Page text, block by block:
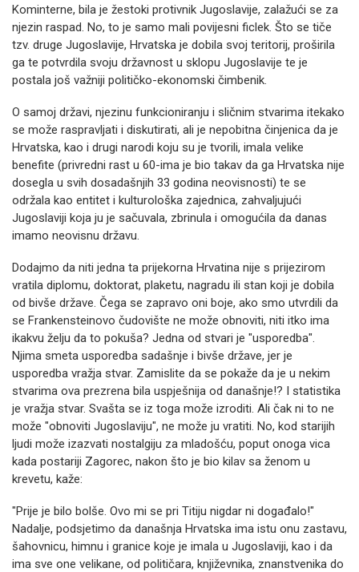
Kominterne, bila je žestoki protivnik Jugoslavije, zalažući se za
njezin raspad. No, to je samo mali povijesni ficlek. Što se tiče
tzv. druge Jugoslavije, Hrvatska je dobila svoj teritorij, proširila
ga te potvrdila svoju državnost u sklopu Jugoslavije te je
postala još važniji političko-ekonomski čimbenik.
O samoj državi, njezinu funkcioniranju i sličnim stvarima itekako
se može raspravljati i diskutirati, ali je nepobitna činjenica da je
Hrvatska, kao i drugi narodi koju su je tvorili, imala velike
benefite (privredni rast u 60-ima je bio takav da ga Hrvatska nije
dosegla u svih dosadašnjih 33 godina neovisnosti) te se
održala kao entitet i kulturološka zajednica, zahvaljujući
Jugoslaviji koja ju je sačuvala, zbrinula i omogućila da danas
imamo neovisnu državu.
Dodajmo da niti jedna ta prijekorna Hrvatina nije s prijezirom
vratila diplomu, doktorat, plaketu, nagradu ili stan koji je dobila
od bivše države. Čega se zapravo oni boje, ako smo utvrdili da
se Frankensteinovo čudovište ne može obnoviti, niti itko ima
ikakvu želju da to pokuša? Jedna od stvari je "usporedba".
Njima smeta usporedba sadašnje i bivše države, jer je
usporedba vražja stvar. Zamislite da se pokaže da je u nekim
stvarima ova prezrena bila uspješnija od današnje!? I statistika
je vražja stvar. Svašta se iz toga može izroditi. Ali čak ni to ne
može "obnoviti Jugoslaviju", ne može ju vratiti. No, kod starijih
ljudi može izazvati nostalgiju za mladošću, poput onoga vica
kada postariji Zagorec, nakon što je bio kilav sa ženom u
krevetu, kaže:
"Prije je bilo bolše. Ovo mi se pri Titiju nigdar ni događalo!"
Nadalje, podsjetimo da današnja Hrvatska ima istu onu zastavu,
šahovnicu, himnu i granice koje je imala u Jugoslaviji, kao i da
ima sve one velikane, od političara, književnika, znanstvenika do